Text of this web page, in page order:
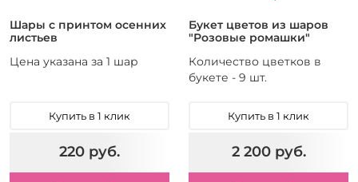
Шары с принтом осенних
листьев
Цена указана за 1 шар
Купить в 1 клик
220 руб.
Букет цветов из шаров
"Розовые ромашки"
Количество цветков в
букете - 9 шт.
Купить в 1 клик
2 200 руб.